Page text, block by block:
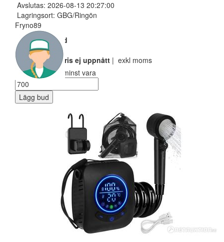
Avslutas: 2026-08-13 20:27:00
Lagringsort: GBG/Ringön
Fryno89
Nuvarande bud
600 SEK
Reservarionspris ej uppnått | exkl moms
Ditt bud måste minst vara
Lägg bud